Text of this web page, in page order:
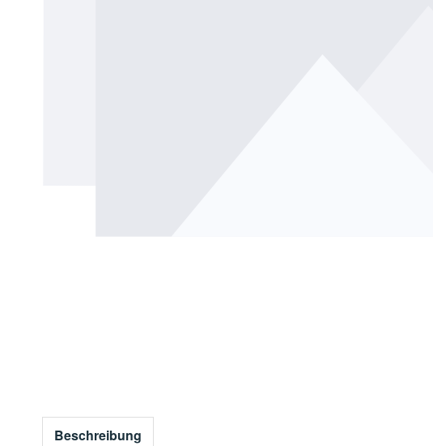
Beschreibung